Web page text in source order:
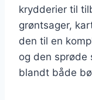
krydderier til
grøntsager,
den til en
og den sprøde
blandt både